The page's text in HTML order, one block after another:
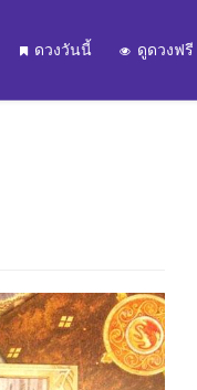
ดวงวันนี้ ดูดวงฟรี